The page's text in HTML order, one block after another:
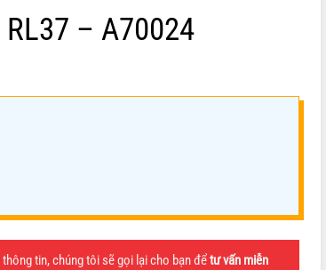
– A70024
tin, chúng tôi sẽ gọi lại cho bạn đểtư vấn miễn